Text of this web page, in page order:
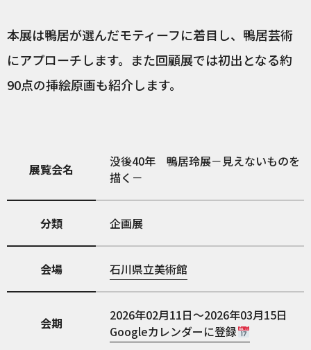
本展は鴨居が選んだモティーフに着目し、鴨居芸術
にアプローチします。また回顧展では初出となる約
90点の挿絵原画も紹介します。
展覧会名
没後40年 鴨居玲展－見えないものを
描く－
分類 企画展
会場 石川県立美術館
会期
2026年02月11日～2026年03月15日
Googleカレンダーに登録